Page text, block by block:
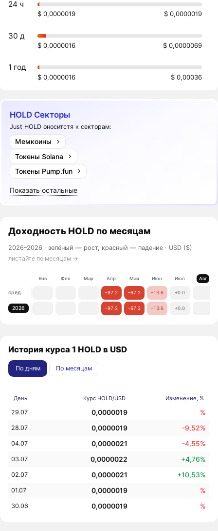
24 ч
$ 0,0000019 $ 0,0000019
30 д
$ 0,0000016 $ 0,0000069
1 год
$ 0,0000016 $ 0,00036
HOLD Секторы
Just HOLD оноситстя к секторам:
Мемкоины
Токены Solana
Токены Pump.fun
Показать остальные
Доходность HOLD по месяцам
2026–2026 ·зелёный — рост, красный — падение · USD ($)
листайте по месяцам →
Янв Фев Мар Апр Май Июн Июл Авг
сред. −97.2 −67.2 −13.6 +0.0
2026 −97.2 −67.2 −13.6 +0.0
История курса 1 HOLD в USD
По дням По месяцам
День Курс HOLD/USD Изменение, %
29.07 0,0000019 %
28.07 0,0000019 -9,52%
04.07 0,0000021 -4,55%
03.07 0,0000022 +4,76%
02.07 0,0000021 +10,53%
01.07 0,0000019 %
30.06 0,0000019 %